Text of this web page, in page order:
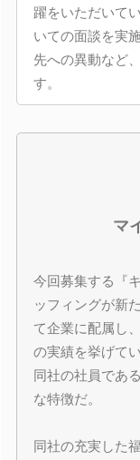
躍をいただいて
いての面談を実
先への異動など
す。
マ
今回募集する『
ッフィングが新
て企業に配属し
の実績を挙げて
同社の社員であ
な特徴だ。
同社の充実した